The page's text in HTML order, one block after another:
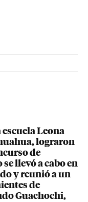
Leona
lograron
de
llevó a cabo en
y reunió a un
de
Guachochi,